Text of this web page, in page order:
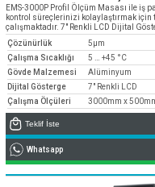
» Uygulamalar
» CNC
»
Tüm hakkı saklıdır. Sitemizde kullanılan tüm
Emos Grup'a ait olup izinsiz kullanımı hukuki
» Üretim
» Kalite
» Servis
» Referanslar
» Kataloglar
» Kariyer
EMS-3000P Profil Ölçüm Masası ile iş
kontrol süreçlerinizi kolaylaştırmak için
çalışmaktadır. 7" Renkli LCD Dijital
Çözünürlük
5µm
Çalışma Sıcaklığı
5 … +45 °C
Gövde Malzemesi
Alüminyum
Dijital Gösterge
7" Renkli LCD
Çalışma Ölçüleri
3000mm x
Teklif İste
Whatsapp